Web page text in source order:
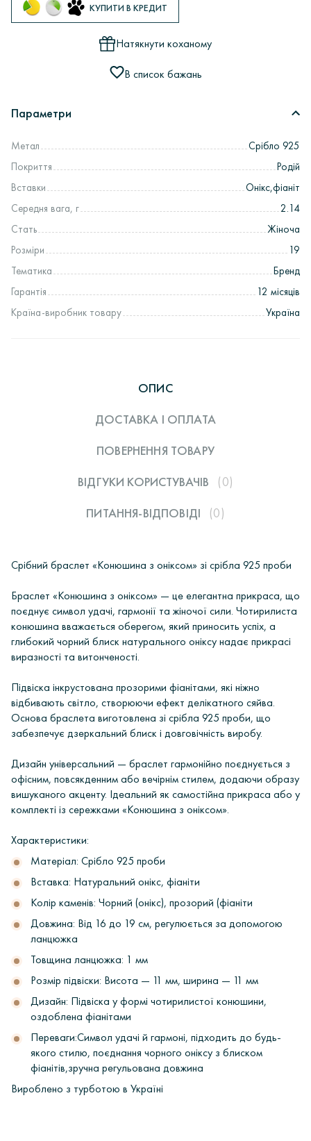
КУПИТИ В КРЕДИТ
Натякнути коханому
В список бажань
Параметри
Метал
Срібло 925
Покриття
Родій
Вставки
Онікс,фіаніт
Середня вага, г
2.14
Стать
Жіноча
Розміри
19
Тематика
Бренд
Гарантія
12 місяців
Країна-виробник товару
Україна
ОПИС
ДОСТАВКА І ОПЛАТА
ПОВЕРНЕННЯ ТОВАРУ
ВІДГУКИ КОРИСТУВАЧIВ
(0)
ПИТАННЯ-ВІДПОВІДІ
(0)
Срібний браслет «Конюшина з оніксом» зі срібла 925 проби
Браслет «Конюшина з оніксом» — це елегантна прикраса, що
поєднує символ удачі, гармонії та жіночої сили. Чотирилиста
конюшина вважається оберегом, який приносить успіх, а
глибокий чорний блиск натурального оніксу надає прикрасі
виразності та витонченості.
Підвіска інкрустована прозорими фіанітами, які ніжно
відбивають світло, створюючи ефект делікатного сяйва.
Основа браслета виготовлена зі срібла 925 проби, що
забезпечує дзеркальний блиск і довговічність виробу.
Дизайн універсальний — браслет гармонійно поєднується з
офісним, повсякденним або вечірнім стилем, додаючи образу
вишуканого акценту. Ідеальний як самостійна прикраса або у
комплекті із сережками «Конюшина з оніксом».
Характеристики:
Матеріал: Срібло 925 проби
Вставка: Натуральний онікс, фіаніти
Колір каменів: Чорний (онікс), прозорий (фіаніти
Довжина: Від 16 до 19 см, регулюється за допомогою
ланцюжка
Товщина ланцюжка: 1 мм
Розмір підвіски: Висота — 11 мм, ширина — 11 мм
Дизайн: Підвіска у формі чотирилистої конюшини,
оздоблена фіанітами
Переваги:Символ удачі й гармоні, підходить до будь-
якого стилю, поєднання чорного оніксу з блиском
фіанітів,зручна регульована довжина
Вироблено з турботою в Україні